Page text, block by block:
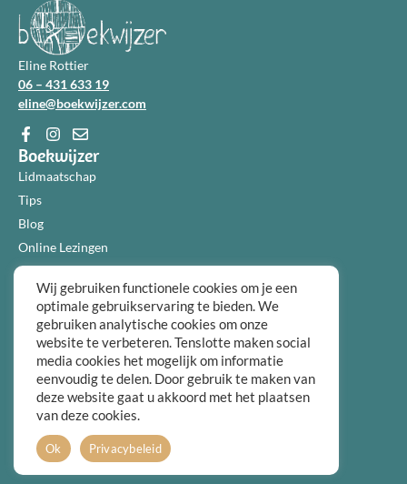
Eline Rottier
06 – 431 633 19
eline@boekwijzer.com
Boekwijzer
Lidmaatschap
Tips
Blog
Online Lezingen
Diensten
Over ons
Informatie
Algemene voorwaarden
Privacybeleid
Over ons
FAQ
Wij gebruiken functionele cookies om je een
optimale gebruikservaring te bieden. We
gebruiken analytische cookies om onze
website te verbeteren. Tenslotte maken social
media cookies het mogelijk om informatie
eenvoudig te delen. Door gebruik te maken van
deze website gaat u akkoord met het plaatsen
van deze cookies.
Ok Privacybeleid